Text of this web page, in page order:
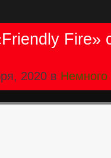
Fire»
2020 в Немного